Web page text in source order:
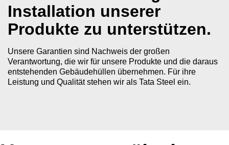
Installation unserer
Produkte zu unterstützen.
Unsere Garantien sind Nachweis der großen
Verantwortung, die wir für unsere Produkte und die daraus
entstehenden Gebäudehüllen übernehmen. Für ihre
Leistung und Qualität stehen wir als Tata Steel ein.